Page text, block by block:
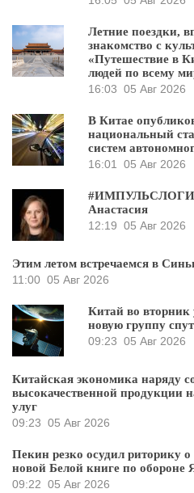
Летние поездки,
знакомство с
«Путешествие в
людей по всему
16:03 05 Авг 2026
В Китае
национальный
систем
16:01
05 Авг 2026
Анастасия
12:19 05 Авг 2026
Этим летом встречаемся в
11:00 05 Авг 2026
Китай во вторник
новую группу
09:23 05 Авг 2026
Китайская экономика наряду
высокачественной продукции
улуг
09:23 05 Авг 2026
Пекин резко осудил риторику о
новой Белой книге по обороне
09:22 05 Авг 2026